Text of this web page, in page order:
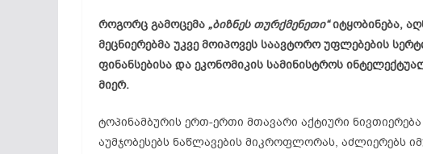
როგორც გამოცემა „ბიზნეს თურქმენეთი“იტყობინება,
მეცნიერებმა უკვე მოიპოვეს საავტორო უფლებების
ფინანსებისა და ეკონომიკის სამინისტროს
მიერ.
ტოპინამბურის ერთ-ერთი მთავარი აქტიური
აუმჯობესებს ნაწლავების მიკროფლორას, აძლიერებს